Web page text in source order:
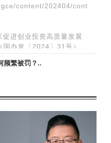
content/202404/cont
进创业投资高质量发展
办发〔2024〕31号），
content/202406/cont
民共和国公司法〉注册
content/202407/cont
频繁被罚？..